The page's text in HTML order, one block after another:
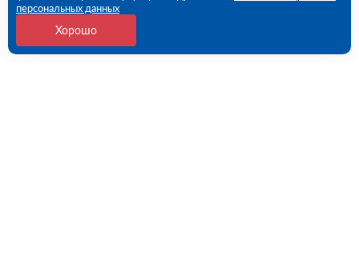
персональных данных
Хорошо